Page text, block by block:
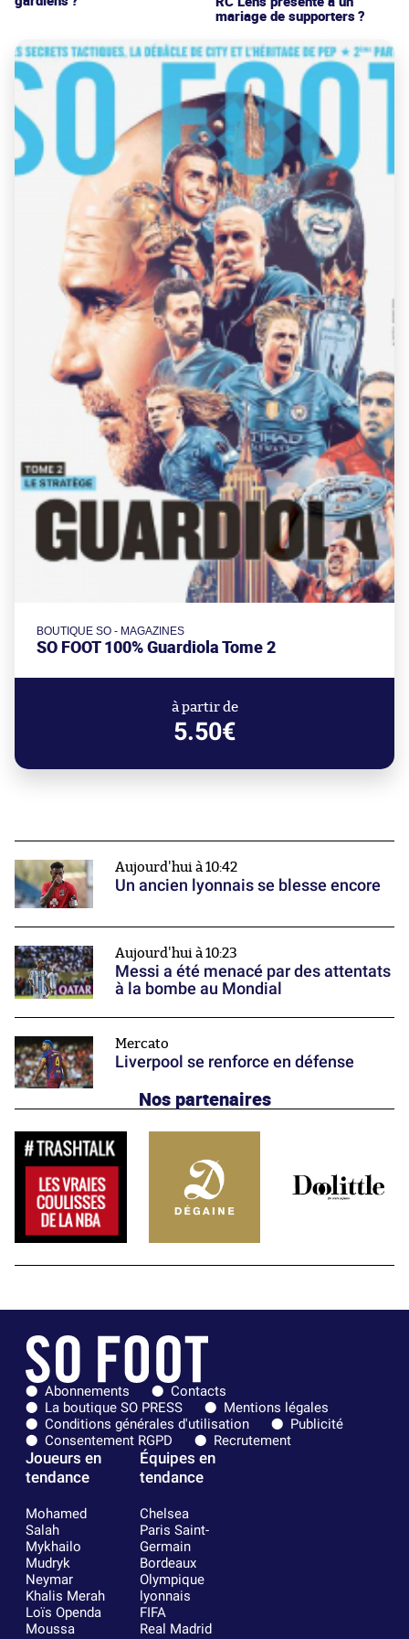
mariage de supporters ?
BOUTIQUE SO - MAGAZINES
SO FOOT 100% Guardiola Tome 2
à partir de
5.50€
Aujourd'hui à 10:42
Un ancien lyonnais se blesse encore
Aujourd'hui à 10:23
Messi a été menacé par des attentats
à la bombe au Mondial
Mercato
Liverpool se renforce en défense
Nos partenaires
Abonnements
Contacts
La boutique SO PRESS
Mentions légales
Conditions générales d'utilisation
Publicité
Consentement RGPD
Recrutement
Joueurs en
tendance
Mohamed
Salah
Mykhailo
Mudryk
Neymar
Khalis Merah
Loïs Openda
Moussa
Équipes en
tendance
Chelsea
Paris Saint-
Germain
Bordeaux
Olympique
lyonnais
FIFA
Real Madrid